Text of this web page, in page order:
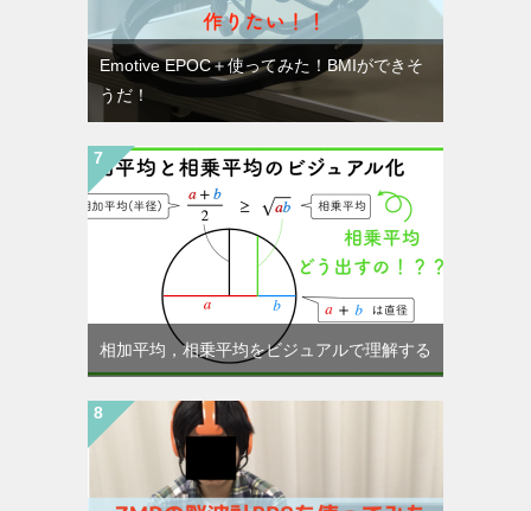
Emotive EPOC＋使ってみた！BMIができそ
うだ！
相加平均，相乗平均をビジュアルで理解する